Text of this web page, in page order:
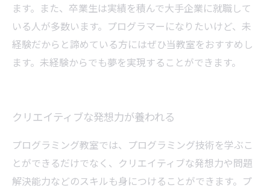
ます。また、卒業生は実績を積んで大手企業に就職して
いる人が多数います。プログラマーになりたいけど、未
経験だからと諦めている方にはぜひ当教室をおすすめし
ます。未経験からでも夢を実現することができます。
クリエイティブな発想力が養われる
プログラミング教室では、プログラミング技術を学ぶこ
とができるだけでなく、クリエイティブな発想力や問題
解決能力などのスキルも身につけることができます。プ